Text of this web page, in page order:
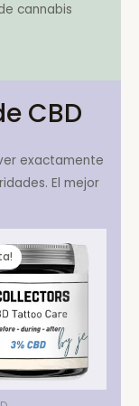
cannabis
CBD
exactamente
El mejor